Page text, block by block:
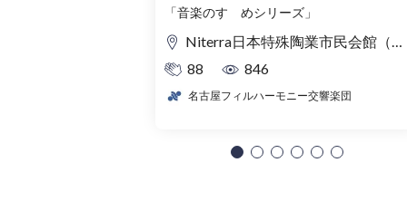
「音楽のすゝめシリーズ」
Niterra日本特殊陶業市民会館（名古屋市民会館） フォレストホール
88
846
名古屋フィルハーモニー交響楽団